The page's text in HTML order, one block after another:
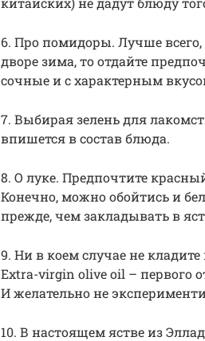
6. Про помидоры. Лучше
дворе зима, то отдайте
сочные и с характерным
7. Выбирая зелень для
впишется в состав блюда.
8. О луке. Предпочтите
Конечно, можно обойтись и
прежде, чем закладывать в
9. Ни в коем случае не
Extra-virgin оlive оil – первого
И желательно не
10. В настоящем ястве из